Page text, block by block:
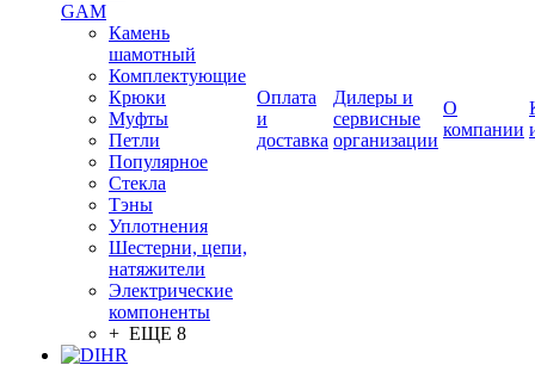
GAM
Камень
шамотный
Комплектующие
Крюки
Муфты
Петли
Популярное
Стекла
Тэны
Уплотнения
Шестерни, цепи,
натяжители
Электрические
компоненты
+ ЕЩЕ 8
Оплата
и
доставка
Дилеры и
сервисные
организации
О
компании